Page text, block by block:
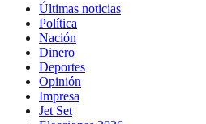
Últimas noticias
Política
Nación
Dinero
Deportes
Opinión
Impresa
Jet Set